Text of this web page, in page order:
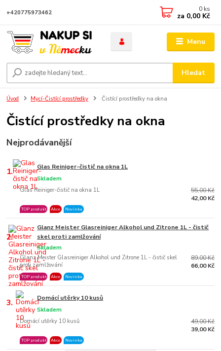
Menu
Hledat
+420775973462 0 ks
za 0,00 Kč
Úvod Mycí-Čistící prostředky Čistící prostředky na okna
Čistící prostředky na okna
Nejprodávanější
1. Glas Reiniger-čistič na okna 1L
Glas Reiniger-čistič na okna 1L
Skladem
TOP produkt Akce Novinka
55,00 Kč
42,00 Kč
2.
Glanz Meister Glasreiniger Alkohol und Zitrone 1L - čistič
skel proti zamlžování
Glanz Meister Glasreiniger Alkohol und Zitrone 1L - čistič skel
proti zamlžování
Skladem
TOP produkt Akce Novinka
89,00 Kč
66,00 Kč
3. Domácí utěrky 10 kusů
Domácí utěrky 10 kusů
Skladem
TOP produkt Akce Novinka
49,00 Kč
39,00 Kč